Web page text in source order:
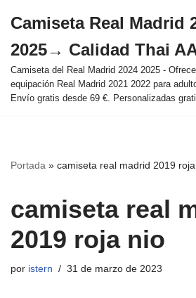
al
contenido
Camiseta Real Madrid
2025→ Calidad Thai
Camiseta del Real Madrid 2024 2025 -
equipación Real Madrid 2021 2022 para
Envío gratis desde 69 €. Personalizadas
Portada » camiseta real madrid 2019
camiseta real
2019 roja nio
por istern 31 de marzo de 2023